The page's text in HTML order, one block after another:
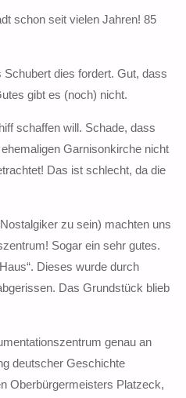
schon seit vielen Jahren! 85
dies fordert. Gut, dass
gibt es (noch) nicht.
schaffen will. Schade, dass
Garnisonkirche nicht
Das ist schlecht, da die
zu sein) machten uns
Sogar ein sehr gutes.
Dieses wurde durch
Das Grundstück blieb
genau an
deutscher Geschichte
Oberbürgermeisters Platzeck,